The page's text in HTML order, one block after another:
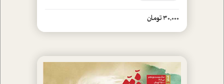
30,000 تومان